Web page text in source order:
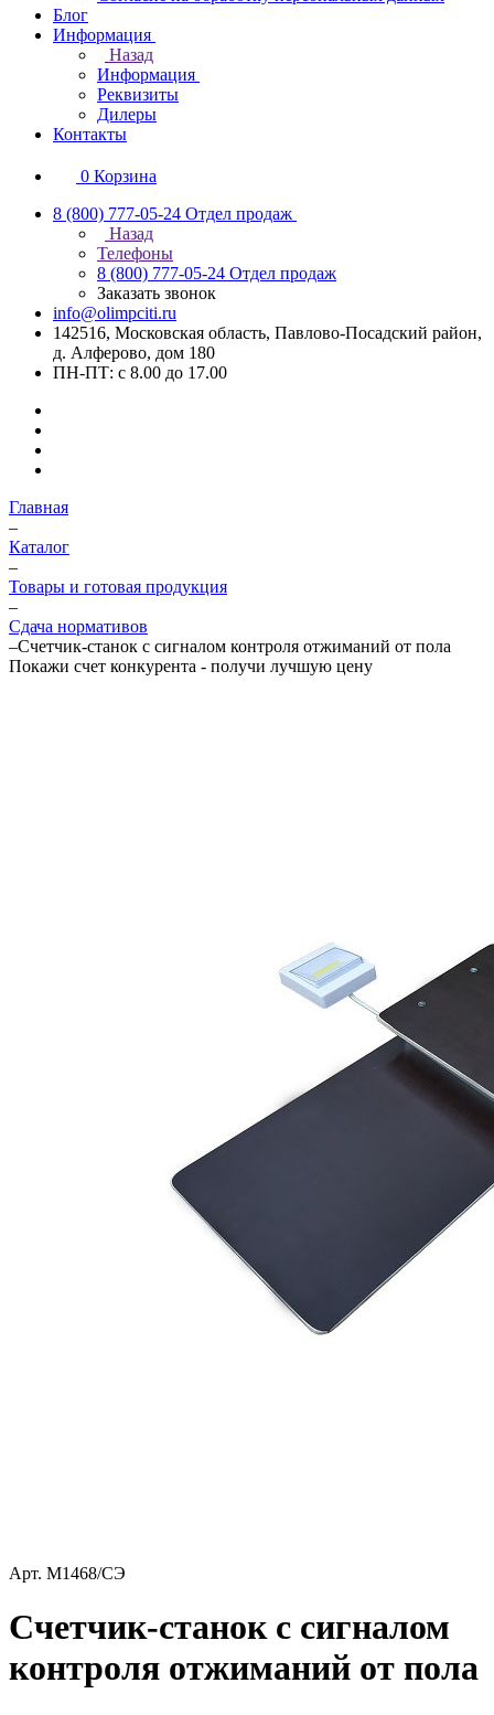
Блог
Информация
Назад
Информация
Реквизиты
Дилеры
Контакты
0 Корзина
8 (800) 777-05-24 Отдел продаж
Назад
Телефоны
8 (800) 777-05-24 Отдел продаж
Заказать звонок
info@olimpciti.ru
142516, Московская область, Павлово-Посадский район,
д. Алферово, дом 180
ПН-ПТ: с 8.00 до 17.00
Главная
–
Каталог
–
Товары и готовая продукция
–
Сдача нормативов
–Счетчик-станок с сигналом контроля отжиманий от пола
Покажи счет конкурента - получи лучшую цену
Арт. М1468/СЭ
Счетчик-станок с сигналом
контроля отжиманий от пола